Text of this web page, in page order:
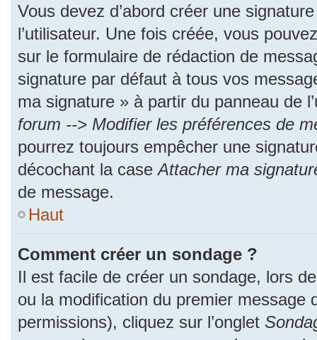
Vous devez d’abord créer une
l’utilisateur. Une fois créée, vous
sur le formulaire de rédaction de
signature par défaut à tous vos
ma signature » à partir du panneau de
forum --> Modifier les préférences de
pourrez toujours empêcher une
décochant la caseAttacher ma
de message.
Haut
Comment créer un sondage ?
Il est facile de créer un sondage, lors
ou la modification du premier message
permissions), cliquez sur l’onglet